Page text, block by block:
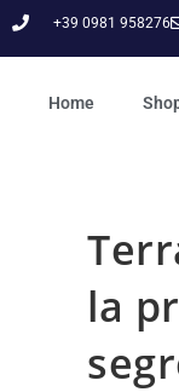
+39 0981 958276
Home
la